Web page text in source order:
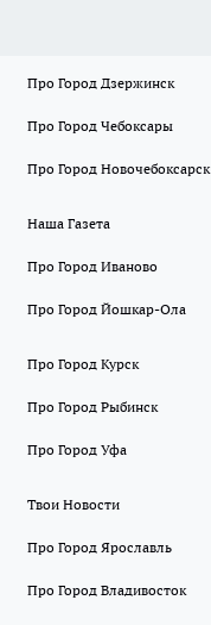
Про Город Дзержинск
Про Город Чебоксары
Про Город Новочебоксарск
Наша Газета
Про Город Иваново
Про Город Йошкар-Ола
Про Город Курск
Про Город Рыбинск
Про Город Уфа
Твои Новости
Про Город Ярославль
Про Город Владивосток